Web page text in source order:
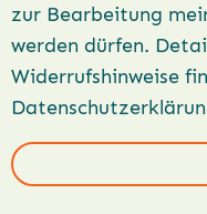
zur Bearbeitung
werden dürfen.
Widerrufshinweise